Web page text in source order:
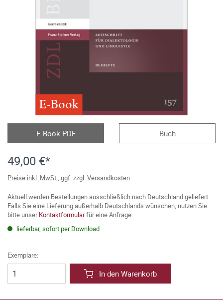
E-Book
E-Book PDF Buch
49,00 €*
Preise inkl. MwSt., ggf. zzgl. Versandkosten
Aktuell werden Bestellungen ausschließlich nach Deutschland geliefert.
Falls Sie eine Lieferung außerhalb Deutschlands wünschen, nutzen Sie
bitte unserKontaktformularfür eine Anfrage.
lieferbar, sofort per Download
Exemplare:
In den Warenkorb